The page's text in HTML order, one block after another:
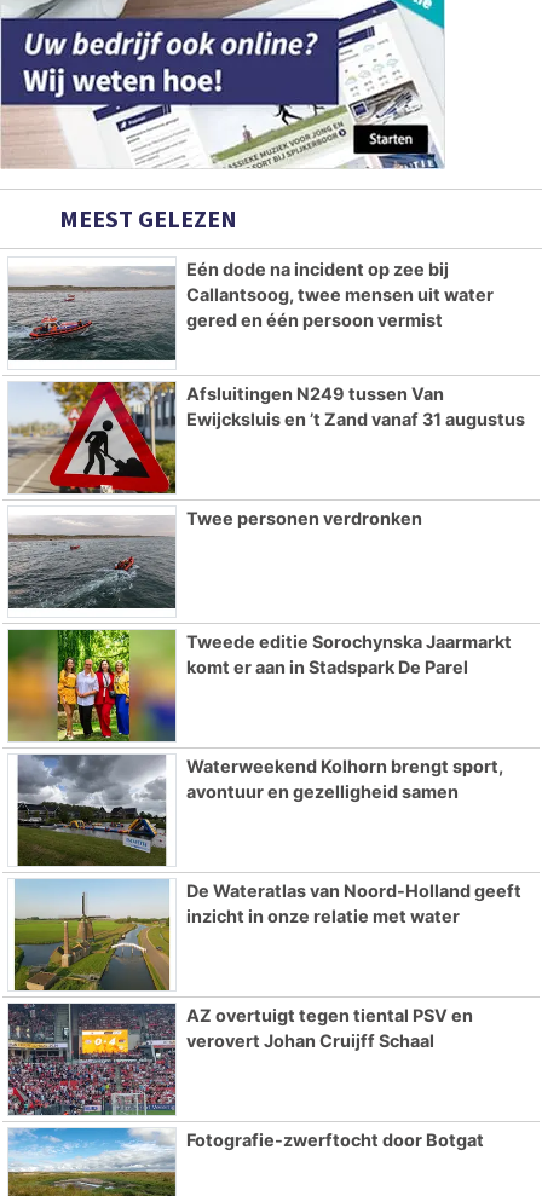
MEEST GELEZEN
Eén dode na incident op zee bij
Callantsoog, twee mensen uit water
gered en één persoon vermist
Afsluitingen N249 tussen Van
Ewijcksluis en ’t Zand vanaf 31 augustus
Twee personen verdronken
Tweede editie Sorochynska Jaarmarkt
komt er aan in Stadspark De Parel
Waterweekend Kolhorn brengt sport,
avontuur en gezelligheid samen
De Wateratlas van Noord-Holland geeft
inzicht in onze relatie met water
AZ overtuigt tegen tiental PSV en
verovert Johan Cruijff Schaal
Fotografie-zwerftocht door Botgat